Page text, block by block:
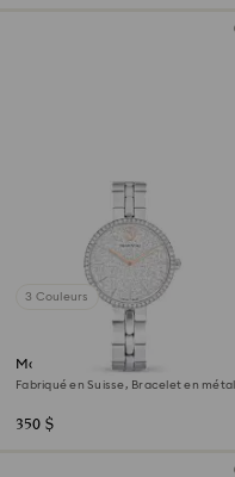
3 Couleurs
Montre Cosmopolitan
Fabriqué en Suisse, Bracelet en métal,
350 $